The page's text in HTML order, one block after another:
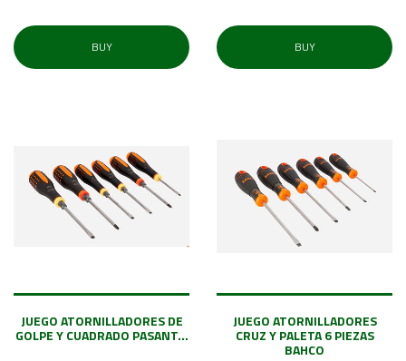
BUY BUY
JUEGO ATORNILLADORES DE
GOLPE Y CUADRADO PASANT...
JUEGO ATORNILLADORES
CRUZ Y PALETA 6 PIEZAS
BAHCO